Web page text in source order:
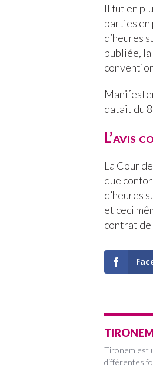
Il fut en
parties en
d’heures
publiée,
datait du
L’avis
La Cour
que
d’heures
et ceci
contrat de
TIRONEM
Tironem est
différentes